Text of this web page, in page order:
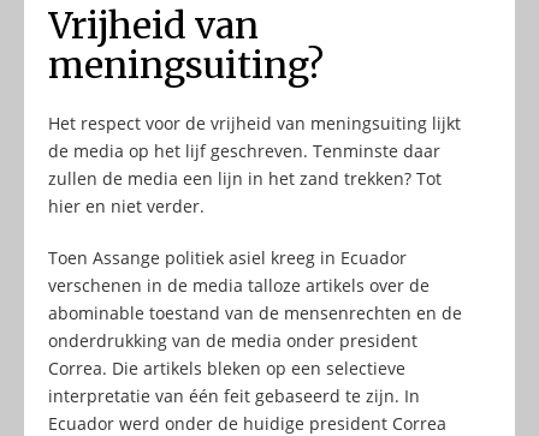
Vrijheid van
meningsuiting?
Het respect voor de vrijheid van meningsuiting lijkt
de media op het lijf geschreven. Tenminste daar
zullen de media een lijn in het zand trekken? Tot
hier en niet verder.
Toen Assange politiek asiel kreeg in Ecuador
verschenen in de media talloze artikels over de
abominable toestand van de mensenrechten en de
onderdrukking van de media onder president
Correa. Die artikels bleken op een selectieve
interpretatie van één feit gebaseerd te zijn. In
Ecuador werd onder de huidige president Correa